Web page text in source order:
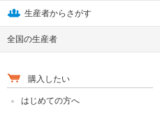
生産者からさがす
全国の生産者
購入したい
はじめての方へ